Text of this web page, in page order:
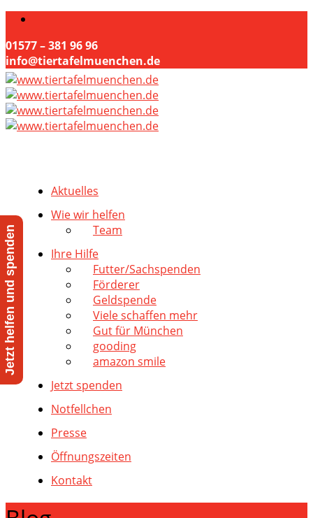
01577 – 381 96 96
info@tiertafelmuenchen.de
Aktuelles
Wie wir helfen
Team
Ihre Hilfe
Futter/Sachspenden
Förderer
Geldspende
Viele schaffen mehr
Gut für München
gooding
amazon smile
Jetzt spenden
Notfellchen
Presse
Öffnungszeiten
Kontakt
Jetzt helfen und spenden